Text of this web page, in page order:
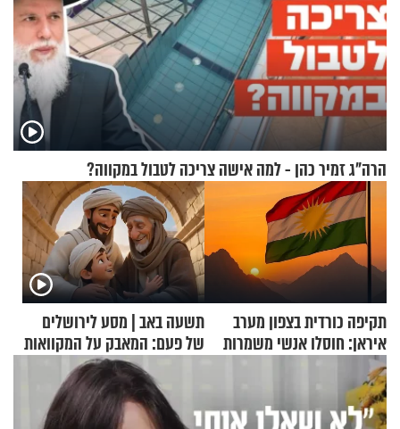
הרה"ג זמיר כהן - למה אישה צריכה לטבול במקווה?
תקיפה כורדית בצפון מערב
איראן: חוסלו אנשי משמרות
המהפכה
תשעה באב | מסע לירושלים
של פעם: המאבק על המקוואות